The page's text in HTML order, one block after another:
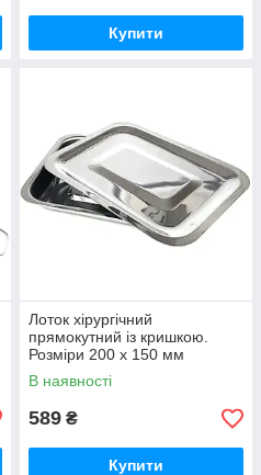
Купити
Лоток хірургічний
прямокутний із кришкою.
Розміри 200 х 150 мм
В наявності
589 ₴
Купити